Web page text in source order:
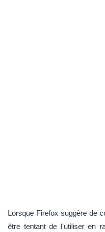
Lorsque Firefox suggère de
être tentant de l'utiliser en